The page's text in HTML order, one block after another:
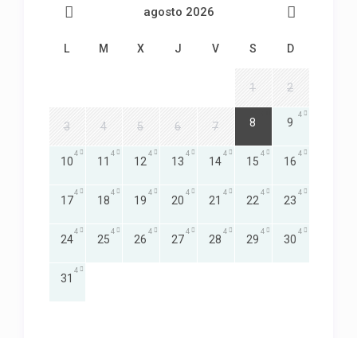
agosto 2026
L M X J V S D
1 2
3 4 5 6 7 8 9
4
10
4
11
4
12
4
13
4
14
4
15
4
16
4
17
4
18
4
19
4
20
4
21
4
22
4
23
4
24
4
25
4
26
4
27
4
28
4
29
4
30
4
31
4